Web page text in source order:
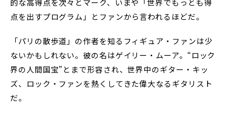
的な高得点を次々とマーク、いまや「世界でもっとも得
点を出すプログラム」とファンから言われるほどだ。
「パリの散歩道」の作者を知るフィギュア・ファンは少
ないかもしれない。彼の名はゲイリー・ムーア。“ロック
界の人間国宝”とまで形容され、世界中のギター・キッ
ズ、ロック・ファンを熱くしてきた偉大なるギタリスト
だ。